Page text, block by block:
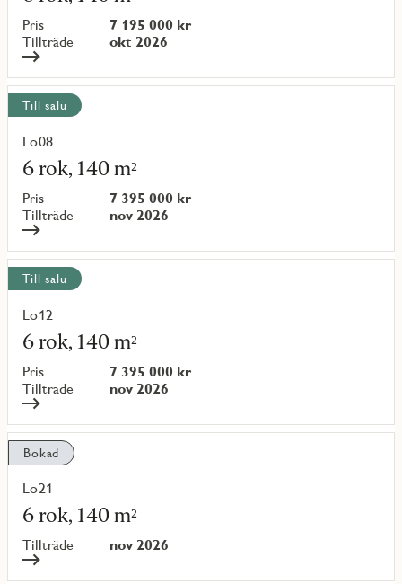
Pris
7 195 000 kr
Tillträde
okt 2026
om
objekt
{objectNumber}
Till salu
Lo08
6 rok, 140 m²
Pris
7 395 000 kr
Tillträde
nov 2026
Läs
mer
om
objekt
{objectNumber}
Till salu
Lo12
6 rok, 140 m²
Pris
7 395 000 kr
Tillträde
nov 2026
Läs
mer
om
objekt
{objectNumber}
Bokad
Lo21
6 rok, 140 m²
Tillträde nov 2026
Läs
mer
om
objekt
{objectNumber}